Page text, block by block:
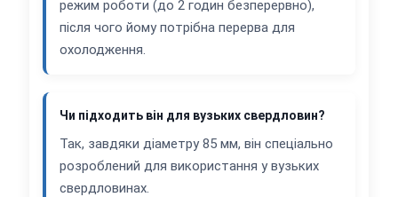
режим роботи (до 2 годин безперервно),
після чого йому потрібна перерва для
охолодження.
Чи підходить він для вузьких свердловин?
Так, завдяки діаметру 85 мм, він спеціально
розроблений для використання у вузьких
свердловинах.